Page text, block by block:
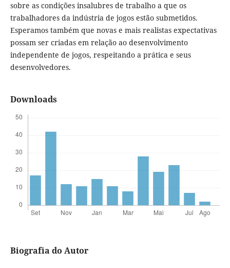
sobre as condições insalubres de trabalho a que os
trabalhadores da indústria de jogos estão submetidos.
Esperamos também que novas e mais realistas expectativas
possam ser criadas em relação ao desenvolvimento
independente de jogos, respeitando a prática e seus
desenvolvedores.
Downloads
Biografia do Autor